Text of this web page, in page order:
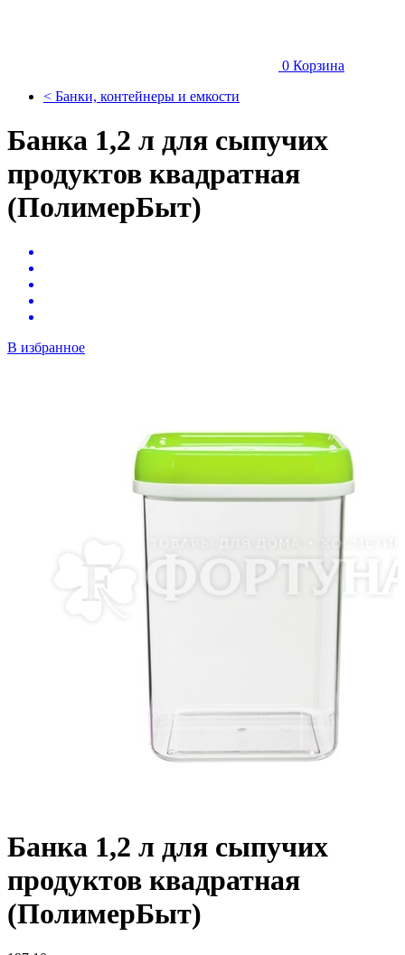
0 Корзина
< Банки, контейнеры и емкости
Банка 1,2 л для сыпучих
продуктов квадратная
(ПолимерБыт)
В избранное
Банка 1,2 л для сыпучих
продуктов квадратная
(ПолимерБыт)